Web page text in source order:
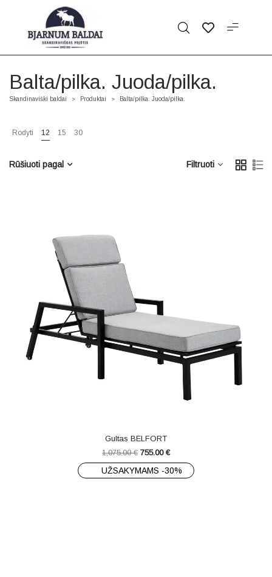
Balta/pilka. Juoda/pilka.
Skandinaviški baldai > Produktai > Balta/pilka. Juoda/pilka.
Rodyti 12 15 30
Filtruoti
Rūšiuoti pagal
Gultas BELFORT
1,075.00€ 755.00 €
UŽSAKYMAMS -30%